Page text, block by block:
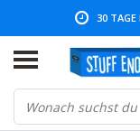
30 TAGE